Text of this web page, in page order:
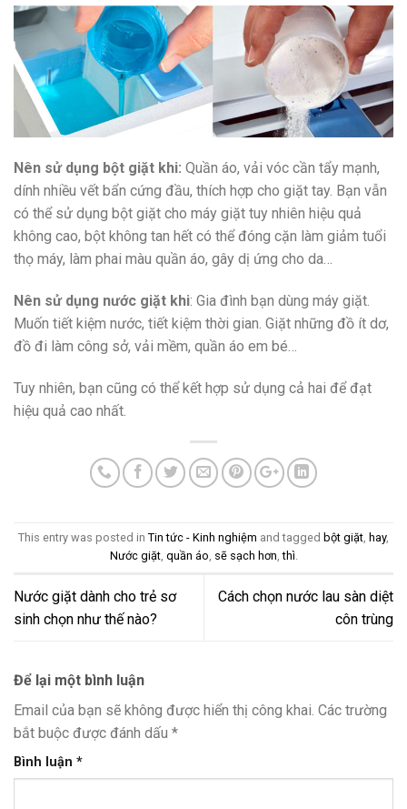
Nên sử dụng bột giặt khi: Quần áo, vải vóc cần tẩy mạnh,
dính nhiều vết bẩn cứng đầu, thích hợp cho giặt tay. Bạn vẫn
có thể sử dụng bột giặt cho máy giặt tuy nhiên hiệu quả
không cao, bột không tan hết có thể đóng cặn làm giảm tuổi
thọ máy, làm phai màu quần áo, gây dị ứng cho da…
Nên sử dụng nước giặt khi: Gia đình bạn dùng máy giặt.
Muốn tiết kiệm nước, tiết kiệm thời gian. Giặt những đồ ít dơ,
đồ đi làm công sở, vải mềm, quần áo em bé…
Tuy nhiên, bạn cũng có thể kết hợp sử dụng cả hai để đạt
hiệu quả cao nhất.
This entry was posted in Tin tức - Kinh nghiệm and tagged bột giặt hay,
Nước giặt, quần áo sẽ sạch hơn ,thì
Nước giặt dành cho trẻ sơ
sinh chọn như thế nào?
Cách chọn nước lau sàn diệt
côn trùng
Để lại một bình luận
Email của bạn sẽ không được hiển thị công khai. Các trường
bắt buộc được đánh dấu *
Bình luận *